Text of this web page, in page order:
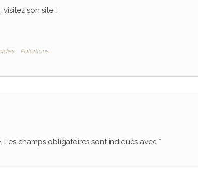
son site :
Pollutions
Les champs obligatoires sont indiqués avec *